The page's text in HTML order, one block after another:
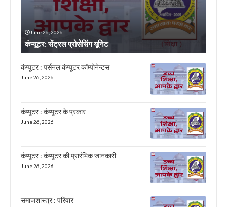
June 26, 2026
कंप्यूटर: सेंट्रल प्रोसेसिंग यूनिट
कंप्यूटर : पर्सनल कंप्यूटर कॉम्पोनेन्टस
June 26, 2026
कंप्यूटर : कंप्यूटर के प्रकार
June 26, 2026
कंप्यूटर : कंप्यूटर की प्रारंभिक जानकारी
June 26, 2026
समाजशास्त्र : परिवार